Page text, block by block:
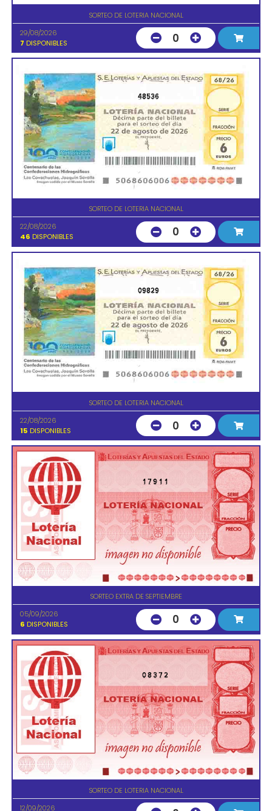
SORTEO DE LOTERIA NACIONAL
29/08/2026
7 DISPONIBLES 0
48536
SORTEO DE LOTERIA NACIONAL
22/08/2026
46 DISPONIBLES 0
09829
SORTEO DE LOTERIA NACIONAL
22/08/2026
15 DISPONIBLES 0
17911
SORTEO EXTRA DE SEPTIEMBRE
05/09/2026
6 DISPONIBLES 0
08372
SORTEO DE LOTERIA NACIONAL
12/09/2026